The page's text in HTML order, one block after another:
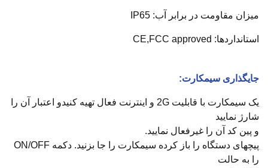
میزان مقاومت در برابر آب: IP65
استانداردها: CE,FCC approved
جایگذاری سیمکارت:
یک سیمکارت با قابلیت 2G و اینترنت فعال تهیه کنیدو اعتبار آن را
شارژ نمایید
و پین کد آن را غیرفعال نمایید.
پیچهای دستگاه را باز کرده سیمکارت را جا بزنید. دکمه ON/OFF
را به حالت